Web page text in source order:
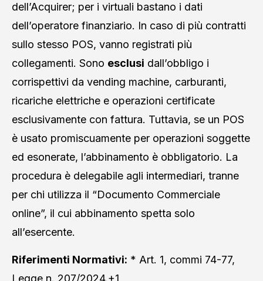
dell’Acquirer; per i virtuali bastano i dati
dell’operatore finanziario. In caso di più contratti
sullo stesso POS, vanno registrati più
collegamenti. Sono esclusi dall’obbligo i
corrispettivi da vending machine, carburanti,
ricariche elettriche e operazioni certificate
esclusivamente con fattura. Tuttavia, se un POS
è usato promiscuamente per operazioni soggette
ed esonerate, l’abbinamento è obbligatorio. La
procedura è delegabile agli intermediari, tranne
per chi utilizza il “Documento Commerciale
online”, il cui abbinamento spetta solo
all’esercente.
Riferimenti Normativi: * Art. 1, commi 74-77,
Legge n. 207/2024.+1